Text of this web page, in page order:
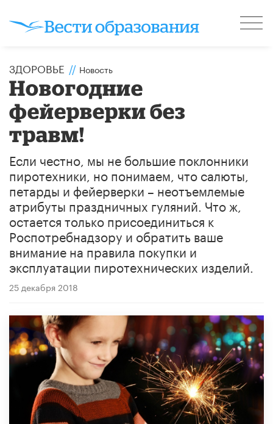
ЗДОРОВЬЕ // Новость
Новогодние
фейерверки без
травм!
Если честно, мы не большие поклонники
пиротехники, но понимаем, что салюты,
петарды и фейерверки – неотъемлемые
атрибуты праздничных гуляний. Что ж,
остается только присоединиться к
Роспотребнадзору и обратить ваше
внимание на правила покупки и
эксплуатации пиротехнических изделий.
25 декабря 2018